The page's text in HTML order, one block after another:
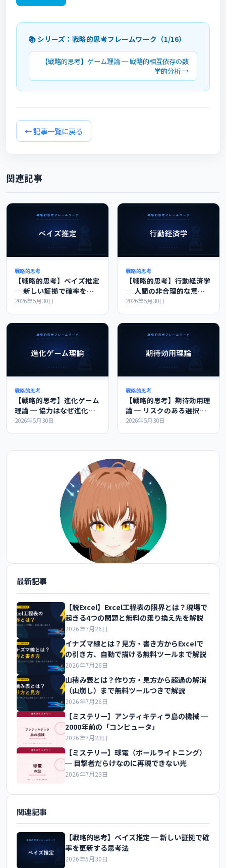
📚 シリーズ：戦略的思考フレームワーク（1/16）
【戦略的思考】ゲーム理論 ─ 戦略的相互依存の数
学的分析 →
← 記事一覧に戻る
関連記事
戦略的思考
【戦略的思考】ベイズ推定
─ 新しい証拠で確率を更
新する思考法
2026年5月30日
戦略的思考
【戦略的思考】行動経済学
─ 人間の非合理的な意思
決定の体系的な理解
2026年5月30日
戦略的思考
【戦略的思考】進化ゲーム
理論 ─ 協力はなぜ進化
し、しっぺ返し戦略はなぜ
2026年5月30日
戦略的思考
【戦略的思考】期待効用理
論 ─ リスクのある選択肢
を比較する基礎理論
2026年5月30日
最新記事
【脱Excel】Excel工程表の限界とは？現場で
起きる4つの問題と無料の乗り換え先を解説
2026年7月26日
イナズマ線とは？見方・書き方からExcelで
の引き方、自動で描ける無料ツールまで解説
2026年7月26日
山積み表とは？作り方・見方から超過の解消
（山崩し）まで無料ツールつきで解説
2026年7月26日
【ミステリー】アンティキティラ島の機械 ─
2000年前の「コンピュータ」
2026年7月23日
【ミステリー】球電（ボールライトニング）
─ 目撃者だらけなのに再現できない光
2026年7月23日
関連記事
【戦略的思考】ベイズ推定 ─ 新しい証拠で確
率を更新する思考法
2026年5月30日